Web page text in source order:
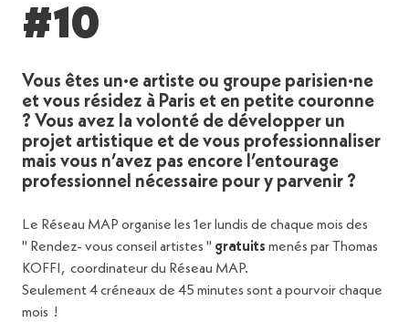
#10
Vous êtes un·e artiste ou groupe parisien·ne
et vous résidez à Paris et en petite couronne
? Vous avez la volonté de développer un
projet artistique et de vous professionnaliser
mais vous n’avez pas encore l’entourage
professionnel nécessaire pour y parvenir ?
Le Réseau MAP organise les 1er lundis de chaque mois des
" Rendez- vous conseil artistes " gratuits menés par Thomas
KOFFI,  coordinateur du Réseau MAP.
Seulement 4 créneaux de 45 minutes sont a pourvoir chaque
mois  !